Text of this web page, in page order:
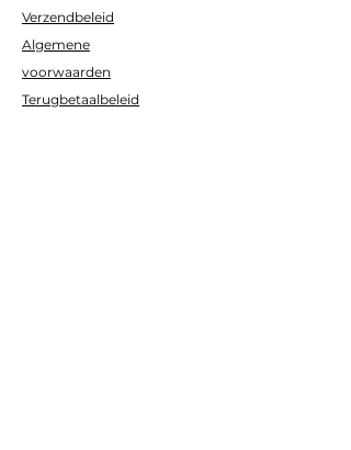
Verzendbeleid
Algemene
voorwaarden
Terugbetaalbeleid